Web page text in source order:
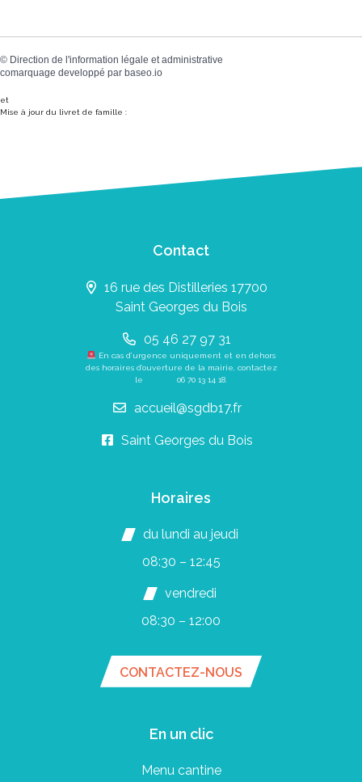
© Direction de l'information légale et administrative
comarquage developpé par baseo.io
et
Mise à jour du livret de famille :
Contact
16 rue des Distilleries 17700
Saint Georges du Bois
05 46 27 97 31
En cas d’urgence uniquement et en dehors
des horaires d’ouverture de la mairie, contactez
le 06 70 13 14 18
accueil@sgdb17.fr
Saint Georges du Bois
Horaires
du lundi au jeudi
08:30 – 12:45
vendredi
08:30 – 12:00
CONTACTEZ-NOUS
En un clic
Menu cantine